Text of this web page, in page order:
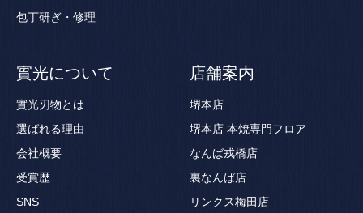
包丁研ぎ・修理
實光について
實光刃物とは
選ばれる理由
会社概要
受賞歴
SNS
店舗案内
堺本店
堺本店 本焼専門フロア
なんば戎橋店
裏なんば店
リンクス梅田店